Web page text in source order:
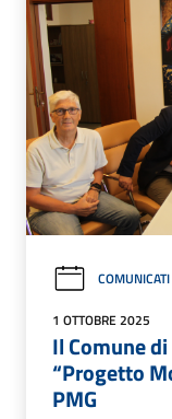
COMUNICATI
1 OTTOBRE 2025
Il Comune
“Progetto
PMG